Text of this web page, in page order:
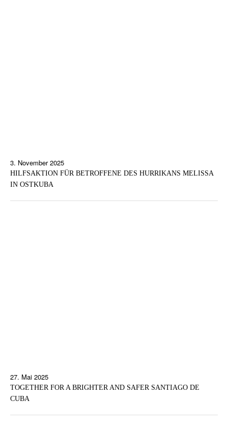
3. November 2025
HILFSAKTION FÜR BETROFFENE DES HURRIKANS MELISSA
IN OSTKUBA
27. Mai 2025
TOGETHER FOR A BRIGHTER AND SAFER SANTIAGO DE
CUBA